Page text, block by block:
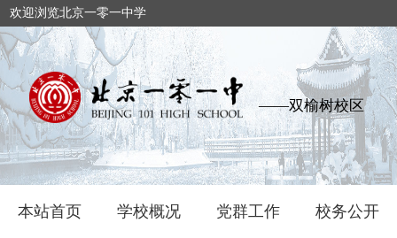
欢迎浏览北京一零一中学
——双榆树校区
本站首页 学校概况 党群工作 校务公开